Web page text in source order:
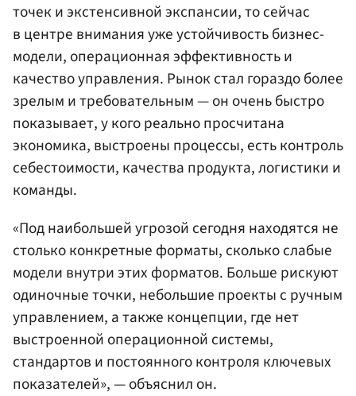
точек и экстенсивной экспансии, то сейчас
в центре внимания уже устойчивость бизнес-
модели, операционная эффективность и
качество управления. Рынок стал гораздо более
зрелым и требовательным — он очень быстро
показывает, у кого реально просчитана
экономика, выстроены процессы, есть контроль
себестоимости, качества продукта, логистики и
команды.
«Под наибольшей угрозой сегодня находятся не
столько конкретные форматы, сколько слабые
модели внутри этих форматов. Больше рискуют
одиночные точки, небольшие проекты с ручным
управлением, а также концепции, где нет
выстроенной операционной системы,
стандартов и постоянного контроля ключевых
показателей», — объяснил он.